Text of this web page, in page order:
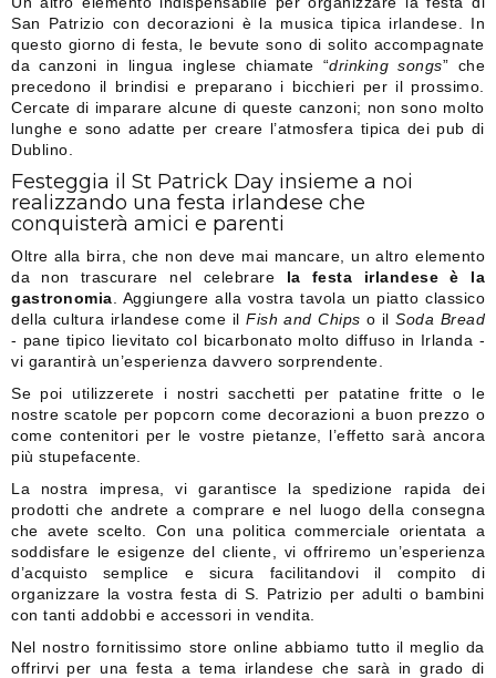
San Patrizio con decorazioni è la musica tipica irlandese. In
questo giorno di festa, le bevute sono di solito accompagnate
da canzoni in lingua inglese chiamate “drinking songs” che
precedono il brindisi e preparano i bicchieri per il prossimo.
Cercate di imparare alcune di queste canzoni; non sono molto
lunghe e sono adatte per creare l’atmosfera tipica dei pub di
Dublino.
Festeggia il St Patrick Day insieme a noi
realizzando una festa irlandese che
conquisterà amici e parenti
Oltre alla birra, che non deve mai mancare, un altro elemento
da non trascurare nel celebrare la festa irlandese è la
gastronomia . Aggiungere alla vostra tavola un piatto classico
della cultura irlandese come ilFish and Chips o ilSoda Bread
- pane tipico lievitato col bicarbonato molto diffuso in Irlanda -
vi garantirà un’esperienza davvero sorprendente.
Se poi utilizzerete i nostri sacchetti per patatine fritte o le
nostre scatole per popcorn come decorazioni a buon prezzo o
come contenitori per le vostre pietanze, l’effetto sarà ancora
più stupefacente.
La nostra impresa, vi garantisce la spedizione rapida dei
prodotti che andrete a comprare e nel luogo della consegna
che avete scelto. Con una politica commerciale orientata a
soddisfare le esigenze del cliente, vi offriremo un’esperienza
d’acquisto semplice e sicura facilitandovi il compito di
organizzare la vostra festa di S. Patrizio per adulti o bambini
con tanti addobbi e accessori in vendita.
Nel nostro fornitissimo store online abbiamo tutto il meglio da
offrirvi per una festa a tema irlandese che sarà in grado di